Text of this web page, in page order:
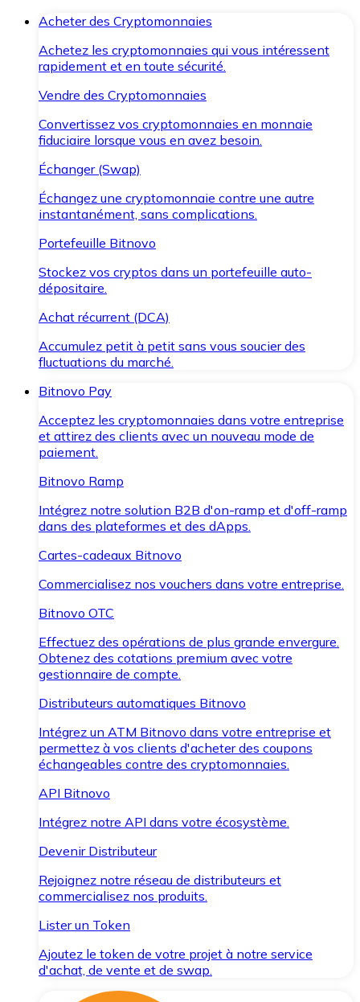
Acheter des Cryptomonnaies
Achetez les cryptomonnaies qui vous intéressent
rapidement et en toute sécurité.
Vendre des Cryptomonnaies
Convertissez vos cryptomonnaies en monnaie
fiduciaire lorsque vous en avez besoin.
Échanger (Swap)
Échangez une cryptomonnaie contre une autre
instantanément, sans complications.
Portefeuille Bitnovo
Stockez vos cryptos dans un portefeuille auto-
dépositaire.
Achat récurrent (DCA)
Accumulez petit à petit sans vous soucier des
fluctuations du marché.
Bitnovo Pay
Acceptez les cryptomonnaies dans votre entreprise
et attirez des clients avec un nouveau mode de
paiement.
Bitnovo Ramp
Intégrez notre solution B2B d'on-ramp et d'off-ramp
dans des plateformes et des dApps.
Cartes-cadeaux Bitnovo
Commercialisez nos vouchers dans votre entreprise.
Bitnovo OTC
Effectuez des opérations de plus grande envergure.
Obtenez des cotations premium avec votre
gestionnaire de compte.
Distributeurs automatiques Bitnovo
Intégrez un ATM Bitnovo dans votre entreprise et
permettez à vos clients d'acheter des coupons
échangeables contre des cryptomonnaies.
API Bitnovo
Intégrez notre API dans votre écosystème.
Devenir Distributeur
Rejoignez notre réseau de distributeurs et
commercialisez nos produits.
Lister un Token
Ajoutez le token de votre projet à notre service
d'achat, de vente et de swap.